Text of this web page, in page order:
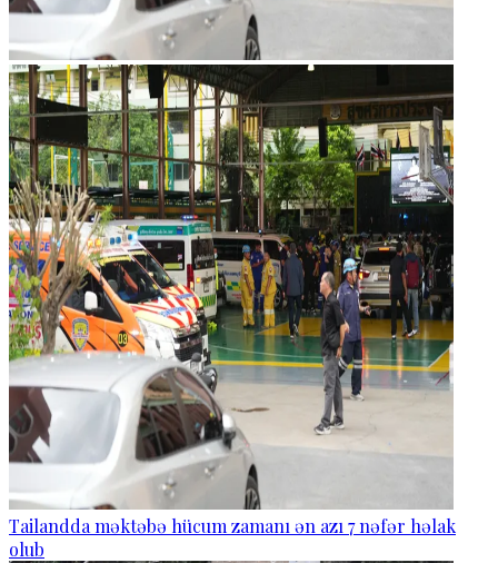
Tailandda məktəbə hücum zamanı ən azı 7 nəfər həlak
olub